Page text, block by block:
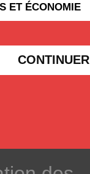
ET ÉCONOMIE
CONTINUER